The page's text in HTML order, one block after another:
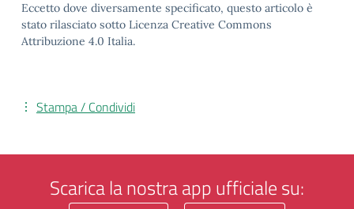
Eccetto dove diversamente specificato, questo articolo è
stato rilasciato sotto Licenza Creative Commons
Attribuzione 4.0 Italia.
Stampa / Condividi
Scarica la nostra app ufficiale su: